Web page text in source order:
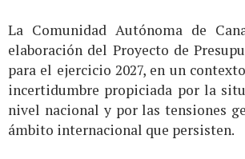
La Comunidad Autónoma de
elaboración del Proyecto de
para el ejercicio 2027, en un
incertidumbre propiciada por la
nivel nacional y por las tensiones
ámbito internacional que persisten.